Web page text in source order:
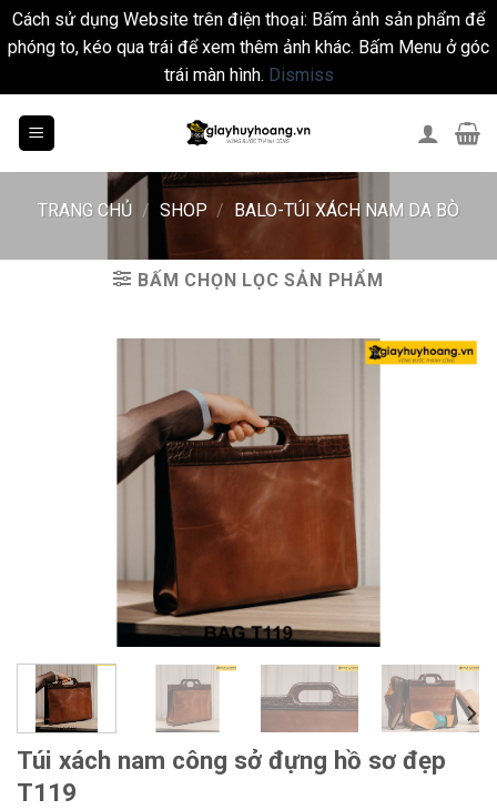
Cách sử dụng Website trên điện thoại: Bấm ảnh sản phẩm để
phóng to, kéo qua trái để xem thêm ảnh khác. Bấm Menu ở góc
trái màn hình. Dismiss
TRANG CHỦ / SHOP / BALO-TÚI XÁCH NAM DA BÒ
BẤM CHỌN LỌC SẢN PHẨM
Túi xách nam công sở đựng hồ sơ đẹp
T119